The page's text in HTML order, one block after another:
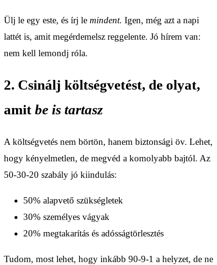
Ülj le egy este, és írj le mindent. Igen, még azt a napi
lattét is, amit megérdemelsz reggelente. Jó hírem van:
nem kell lemondj róla.
2. Csinálj költségvetést, de olyat,
amit be is tartasz
A költségvetés nem börtön, hanem biztonsági öv. Lehet,
hogy kényelmetlen, de megvéd a komolyabb bajtól. Az
50-30-20 szabály jó kiindulás:
50% alapvető szükségletek
30% személyes vágyak
20% megtakarítás és adósságtörlesztés
Tudom, most lehet, hogy inkább 90-9-1 a helyzet, de ne